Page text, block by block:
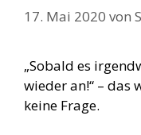
17. Mai 2020 von
„Sobald es
wieder an!“ –
keine Frage.